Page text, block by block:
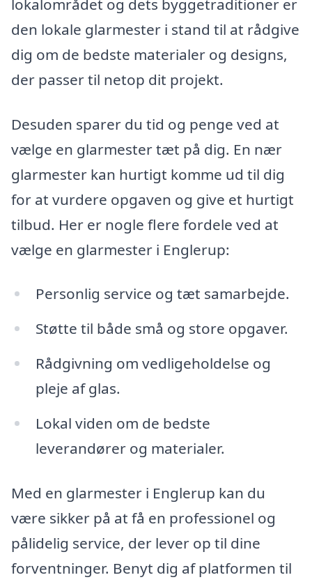
lokalområdet og dets byggetraditioner er
den lokale glarmester i stand til at rådgive
dig om de bedste materialer og designs,
der passer til netop dit projekt.
Desuden sparer du tid og penge ved at
vælge en glarmester tæt på dig. En nær
glarmester kan hurtigt komme ud til dig
for at vurdere opgaven og give et hurtigt
tilbud. Her er nogle flere fordele ved at
vælge en glarmester i Englerup:
Personlig service og tæt samarbejde.
Støtte til både små og store opgaver.
Rådgivning om vedligeholdelse og
pleje af glas.
Lokal viden om de bedste
leverandører og materialer.
Med en glarmester i Englerup kan du
være sikker på at få en professionel og
pålidelig service, der lever op til dine
forventninger. Benyt dig af platformen til